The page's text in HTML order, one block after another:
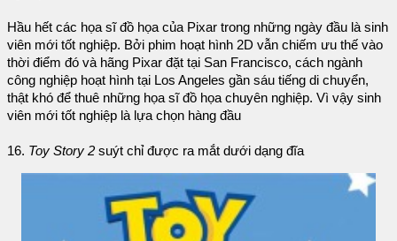
Hầu hết các họa sĩ đồ họa của Pixar trong những ngày đầu là sinh
viên mới tốt nghiệp. Bởi phim hoạt hình 2D vẫn chiếm ưu thế vào
thời điểm đó và hãng Pixar đặt tại San Francisco, cách ngành
công nghiệp hoạt hình tại Los Angeles gần sáu tiếng di chuyển,
thật khó để thuê những họa sĩ đồ họa chuyên nghiệp. Vì vậy sinh
viên mới tốt nghiệp là lựa chọn hàng đầu
16. Toy Story 2 suýt chỉ được ra mắt dưới dạng đĩa